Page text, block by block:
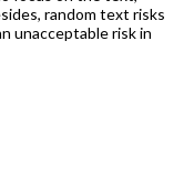
random text risks
unacceptable risk in